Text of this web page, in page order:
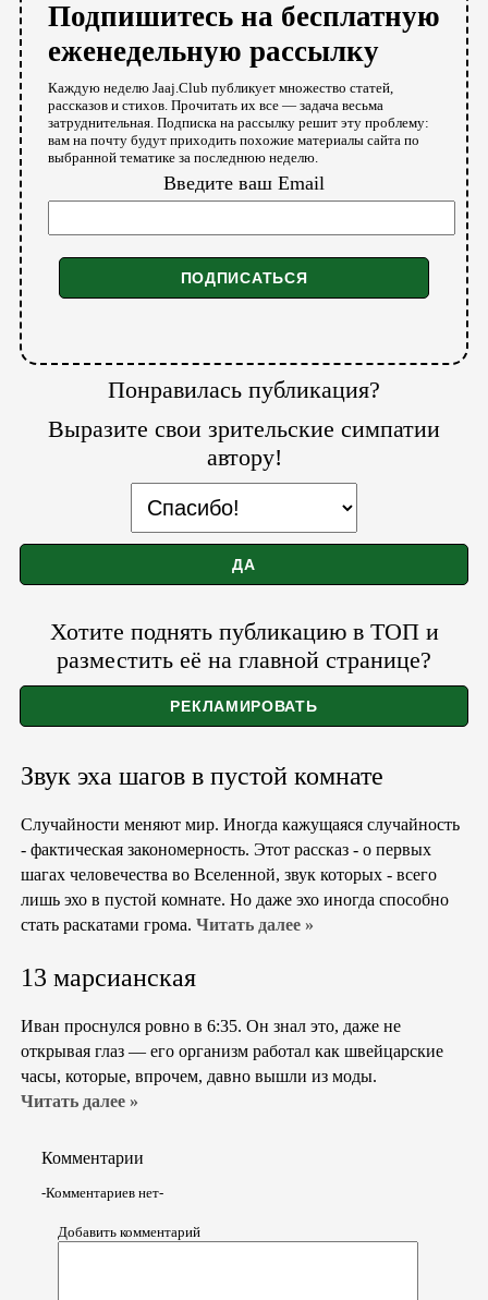
Подпишитесь на бесплатную
еженедельную рассылку
Каждую неделю Jaaj.Club публикует множество статей,
рассказов и стихов. Прочитать их все — задача весьма
затруднительная. Подписка на рассылку решит эту проблему:
вам на почту будут приходить похожие материалы сайта по
выбранной тематике за последнюю неделю.
Введите ваш Email
Понравилась публикация?
Выразите свои зрительские симпатии
автору!
Хотите поднять публикацию в ТОП и
разместить её на главной странице?
Звук эха шагов в пустой комнате
Случайности меняют мир. Иногда кажущаяся случайность
- фактическая закономерность. Этот рассказ - о первых
шагах человечества во Вселенной, звук которых - всего
лишь эхо в пустой комнате. Но даже эхо иногда способно
стать раскатами грома. Читать далее »
13 марсианская
Иван проснулся ровно в 6:35. Он знал это, даже не
открывая глаз — его организм работал как швейцарские
часы, которые, впрочем, давно вышли из моды.
Читать далее »
Комментарии
-Комментариев нет-
Добавить комментарий